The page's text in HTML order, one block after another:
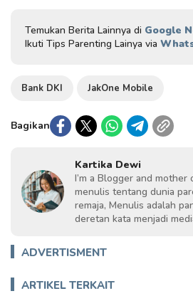
Temukan Berita Lainnya di Google
Ikuti Tips Parenting Lainya via
Bank DKI JakOne Mobile
Bagikan
Kartika Dewi
I’m a Blogger and
menulis tentang dunia
remaja, Menulis adalah
deretan kata menjadi
ADVERTISMENT
ARTIKEL TERKAIT